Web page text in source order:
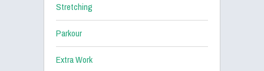
Stretching
Parkour
Extra Work